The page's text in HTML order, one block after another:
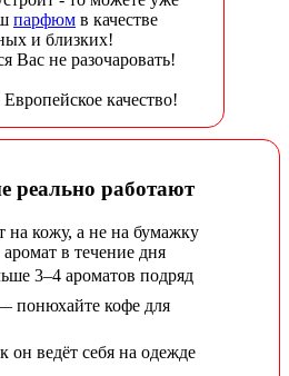
парфюм в качестве
и близких!
Вас не разочаровать!
качество!
реально работают
на кожу, а не на бумажку
в течение дня
3–4 ароматов подряд
понюхайте кофе для
он ведёт себя на одежде